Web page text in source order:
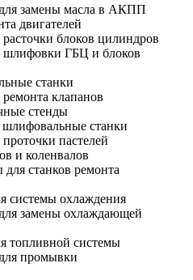
замены масла в АКПП
двигателей
блоков цилиндров
шлифовки ГБЦ и блоков
станки
клапанов
стенды
станки
пастелей
и коленвалов
для станков ремонта
системы охлаждения
замены охлаждающей
топливной системы
промывки